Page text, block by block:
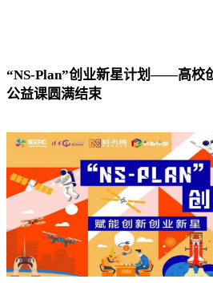
“NS-Plan”创业新星计划——高校
公益课圆满结束